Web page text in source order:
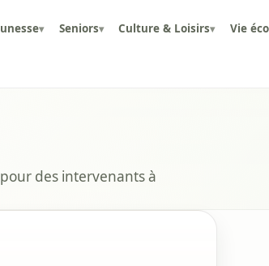
▾ Seniors▾ Culture & Loisirs▾ Vie
des intervenants à